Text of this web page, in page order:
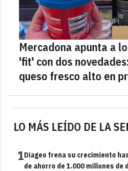
LO MÁS LEÍDO DE LA
1Diageo frena su crecimiento
de ahorro de 1.000 millones de
Mercadona apunta a
'fit' con dos
queso fresco alto en